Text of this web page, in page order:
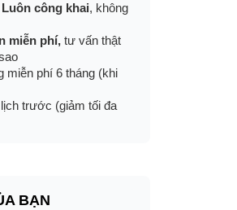
Luôn công khai, không
miễn phí, tư vấn thật
miễn phí 6 tháng (khi
trước (giảm tối đa
BẠN